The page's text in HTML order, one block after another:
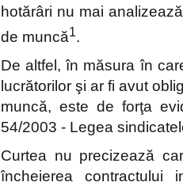
hotărâri nu mai
de muncă1.
De altfel, în măsura în
lucrătorilor şi ar fi avut
muncă, este de forţa
54/2003 - Legea
Curtea nu precizează
încheierea contractului